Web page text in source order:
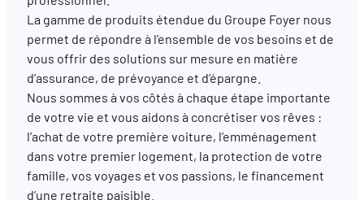
La gamme de produits étendue du Groupe Foyer nous
permet de répondre à l’ensemble de vos besoins et de
vous offrir des solutions sur mesure en matière
d’assurance, de prévoyance et d’épargne.
Nous sommes à vos côtés à chaque étape importante
de votre vie et vous aidons à concrétiser vos rêves :
l’achat de votre première voiture, l’emménagement
dans votre premier logement, la protection de votre
famille, vos voyages et vos passions, le financement
d’une retraite paisible.